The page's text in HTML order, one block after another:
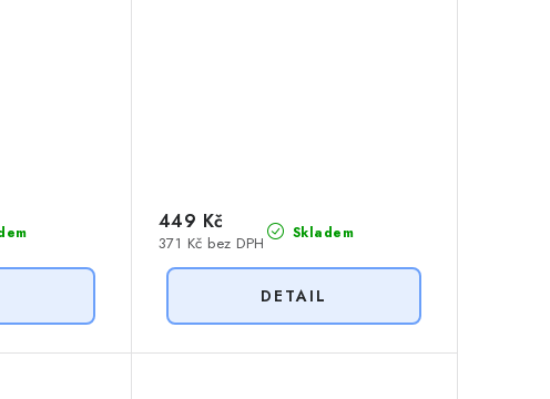
Skladem
371 Kč bez DPH
449 Kč